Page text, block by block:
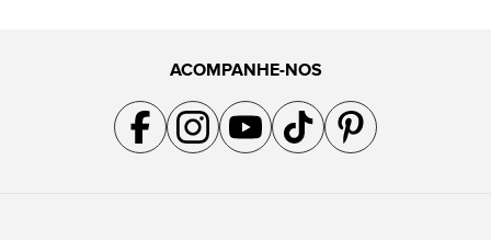
ACOMPANHE-NOS
Acompanhe a gente no Facebook
Acompanhe a gente no Instagram
Acompanhe a gente no YouTube
Acompanhe a gente no TikTok
Acompanhe a gente no